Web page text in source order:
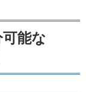
能な